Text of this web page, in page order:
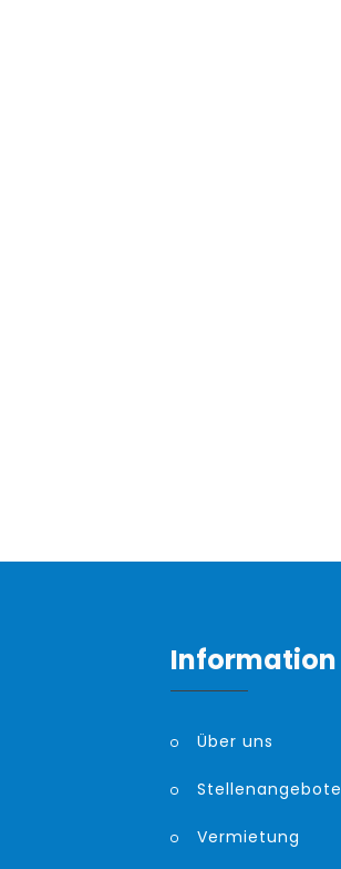
Information
Über uns
Stellenangebote
Vermietung